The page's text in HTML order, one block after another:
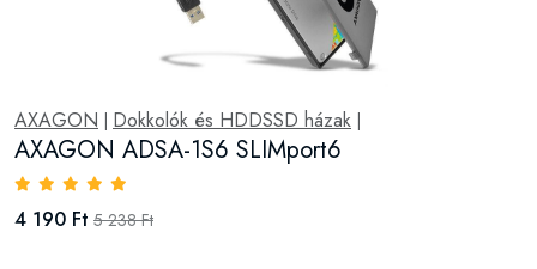
AXAGON Dokkolók és HDDSSD házak
AXAGON ADSA-1S6 SLIMport6
4 190 Ft 5 238 Ft